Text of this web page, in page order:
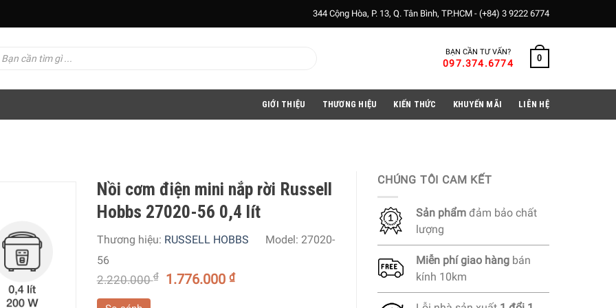
344 Cộng Hòa, P. 13, Q. Tân Bình, TP.HCM - (+84) 3 9222 6774
BẠN CẦN TƯ VẤN?
097.374.6774 0
GIỚI THIỆU THƯƠNG HIỆU KIẾN THỨC KHUYẾN MÃI LIÊN HỆ
Nồi cơm điện mini nắp rời Russell
Hobbs 27020-56 0,4 lít
Thương hiệu: RUSSELL HOBBS Model: 27020-
56
2.220.000₫ 1.776.000₫
CHÚNG TÔI CAM KẾT
Sản phẩm đảm bảo chất
lượng
Miễn phígiao hàng bán
kính 10km